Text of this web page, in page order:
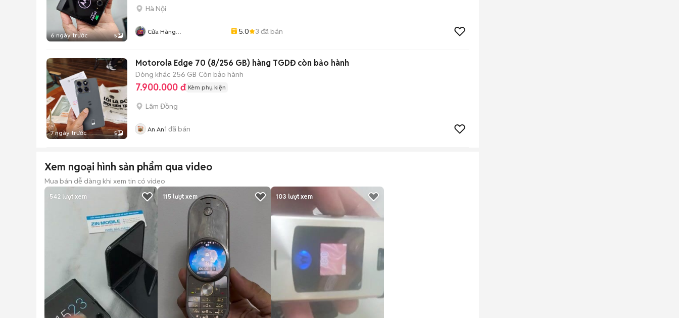
6 ngày trước 5
Hà Nội
Cửa Hàng
5.0 3 đã bán
7 ngày trước 5
Motorola Edge 70 (8/256 GB) hàng TGDĐ còn bảo hành
Dòng khác 256 GB Còn bảo hành
7.900.000 đ Kèm phụ kiện
Lâm Đồng
An An1 đã bán
Xem ngoại hình sản phẩm qua video
Mua bán dễ dàng khi xem tin có video
542 lượt xem 115 lượt xem 103 lượt xem